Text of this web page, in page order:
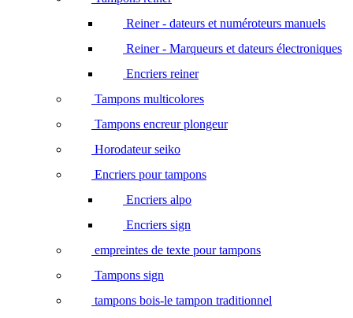
Reiner - dateurs et numéroteurs manuels
Reiner - Marqueurs et dateurs électroniques
Encriers reiner
Tampons multicolores
Tampons encreur plongeur
Horodateur seiko
Encriers pour tampons
Encriers alpo
Encriers sign
empreintes de texte pour tampons
Tampons sign
tampons bois-le tampon traditionnel